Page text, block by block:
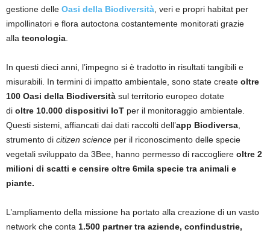
gestione delle Oasi della Biodiversità , veri e propri habitat per
impollinatori e flora autoctona costantemente monitorati grazie
alla tecnologia
In questi dieci anni, l’impegno si è tradotto in risultati tangibili e
misurabili. In termini di impatto ambientale, sono state create oltre
100 Oasi della Biodiversità sul territorio europeo dotate
di oltre 10.000 dispositivi IoT per il monitoraggio ambientale.
Questi sistemi, affiancati dai dati raccolti dell’app Biodiversa
strumento di citizen science per il riconoscimento delle specie
vegetali sviluppato da 3Bee, hanno permesso di raccogliere oltre 2
milioni di scatti e censire oltre 6mila specie tra animali e
piante.
L’ampliamento della missione ha portato alla creazione di un vasto
network che conta 1.500 partner tra aziende, confindustrie,